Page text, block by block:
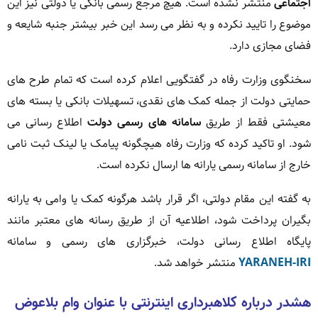
موضوع را تایید نکرده و به نظر می رسد این خبر بیشتر جنبه شایعه و
فضای مجازی دارد.
سخنگوی وزارت رفاه در گفتگویی اعلام کرده است که تمام طرح های
حمایتی دولت از جمله کمک های نقدی، تسهیلات بانکی یا بسته های
معیشتی فقط از طریقسامانه های رسمی دولتاطلاع رسانی می
شود. او تاکید کرده که وزارت رفاه هیچگونه پیامک یا لینک ثبت نامی
خارج از سامانه رسمی یارانه ها ارسال نکرده است.
به گفته این مقام دولتی، اگر قرار باشد هرگونه کمک یا وامی به یارانه
بگیران پرداخت شود، اطلاعیه آن از طریق رسانه های معتبر مانند
پایگاه اطلاع رسانی دولت، خبرگزاری های رسمی و سامانه
YARANEH-IRI منتشر خواهد شد.
هشدر درباره کلاهبرداری اینترنتی با عنوان وام بلاعوض